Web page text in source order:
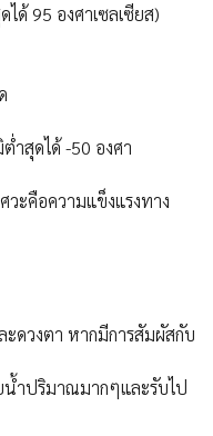
95 องศาเซลเซียส)
สุดได้ -50 องศา
ะคือความแข็งแรงทาง
ดวงตา หากมีการสัมผัสกับ
น้ำปริมาณมากๆและรับไป